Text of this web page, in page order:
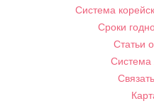
Система
Сроки
Статьи
Система